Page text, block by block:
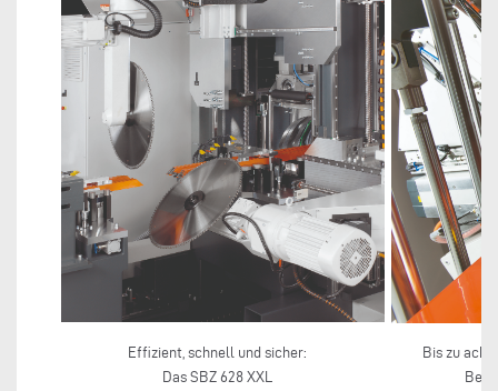
Effizient, schnell und sicher:
Das SBZ 628 XXL
Bis zu acht